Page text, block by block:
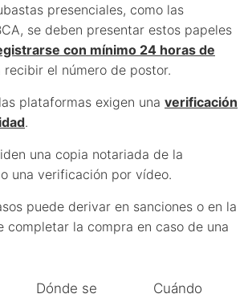
presenciales, como las
se deben presentar estos papeles
con mínimo 24 horas de
recibir el número de postor.
plataformas exigen una verificación
.
una copia notariada de la
una verificación por vídeo.
puede derivar en sanciones o en la
completar la compra en caso de una
Dónde se
Cuándo